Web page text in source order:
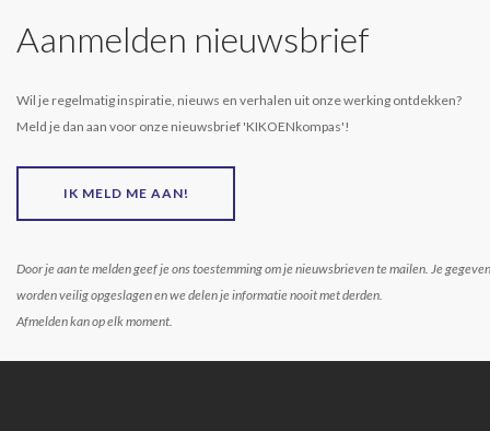
Aanmelden nieuwsbrief
Wil je regelmatig inspiratie, nieuws en verhalen uit onze werking ontdekken?
Meld je dan aan voor onze nieuwsbrief 'KIKOENkompas'!
IK MELD ME AAN!
Door je aan te melden geef je ons toestemming om je nieuwsbrieven te mailen. Je
worden veilig opgeslagen en we delen je informatie nooit met derden.
Afmelden kan op elk moment.